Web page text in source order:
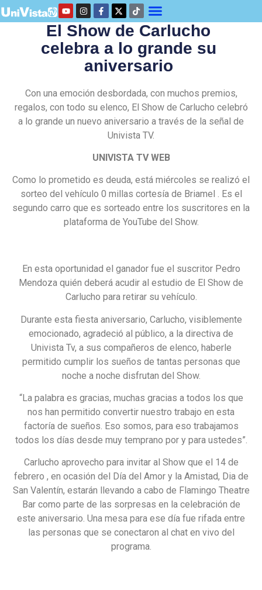
El Show de Carlucho
celebra a lo grande su
aniversario
Con una emoción desbordada, con muchos premios,
regalos, con todo su elenco, El Show de Carlucho celebró
a lo grande un nuevo aniversario a través de la señal de
Univista TV.
UNIVISTA TV WEB
Como lo prometido es deuda, está miércoles se realizó el
sorteo del vehículo 0 millas cortesía de Briamel . Es el
segundo carro que es sorteado entre los suscritores en la
plataforma de YouTube del Show.
En esta oportunidad el ganador fue el suscritor Pedro
Mendoza quién deberá acudir al estudio de El Show de
Carlucho para retirar su vehículo.
Durante esta fiesta aniversario, Carlucho, visiblemente
emocionado, agradeció al público, a la directiva de
Univista Tv, a sus compañeros de elenco, haberle
permitido cumplir los sueños de tantas personas que
noche a noche disfrutan del Show.
“La palabra es gracias, muchas gracias a todos los que
nos han permitido convertir nuestro trabajo en esta
factoría de sueños. Eso somos, para eso trabajamos
todos los días desde muy temprano por y para ustedes”.
Carlucho aprovecho para invitar al Show que el 14 de
febrero , en ocasión del Día del Amor y la Amistad, Dia de
San Valentín, estarán llevando a cabo de Flamingo Theatre
Bar como parte de las sorpresas en la celebración de
este aniversario. Una mesa para ese día fue rifada entre
las personas que se conectaron al chat en vivo del
programa.